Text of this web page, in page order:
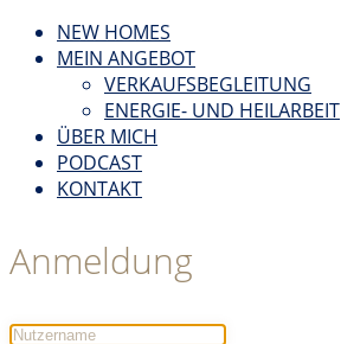
NEW HOMES
MEIN ANGEBOT
VERKAUFSBEGLEITUNG
ENERGIE- UND HEILARBEIT
ÜBER MICH
PODCAST
KONTAKT
Anmeldung